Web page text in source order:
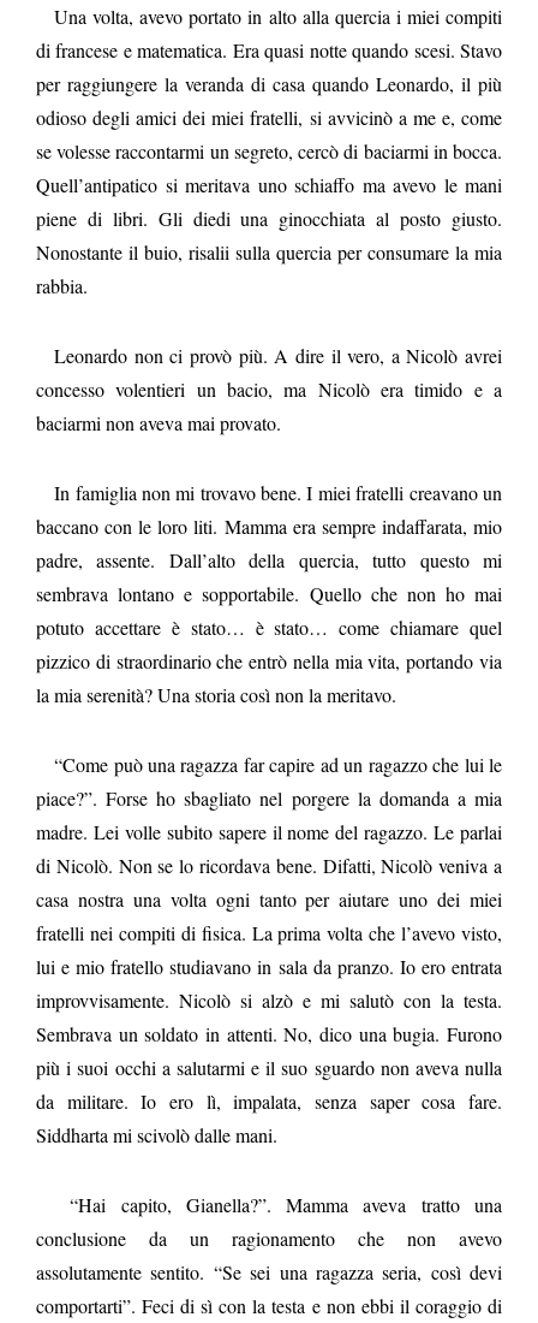
Una volta, avevo portato in alto alla quercia i miei compiti
di francese e matematica. Era quasi notte quando scesi. Stavo
per raggiungere la veranda di casa quando Leonardo, il più
odioso degli amici dei miei fratelli, si avvicinò a me e, come
se volesse raccontarmi un segreto, cercò di baciarmi in bocca.
Quell’antipatico si meritava uno schiaffo ma avevo le mani
piene di libri. Gli diedi una ginocchiata al posto giusto.
Nonostante il buio, risalii sulla quercia per consumare la mia
rabbia.
Leonardo non ci provò più. A dire il vero, a Nicolò avrei
concesso volentieri un bacio, ma Nicolò era timido e a
baciarmi non aveva mai provato.
In famiglia non mi trovavo bene. I miei fratelli creavano un
baccano con le loro liti. Mamma era sempre indaffarata, mio
padre, assente. Dall’alto della quercia, tutto questo mi
sembrava lontano e sopportabile. Quello che non ho mai
potuto accettare è stato… è stato… come chiamare quel
pizzico di straordinario che entrò nella mia vita, portando via
la mia serenità? Una storia così non la meritavo.
“Come può una ragazza far capire ad un ragazzo che lui le
piace?”. Forse ho sbagliato nel porgere la domanda a mia
madre. Lei volle subito sapere il nome del ragazzo. Le parlai
di Nicolò. Non se lo ricordava bene. Difatti, Nicolò veniva a
casa nostra una volta ogni tanto per aiutare uno dei miei
fratelli nei compiti di fisica. La prima volta che l’avevo visto,
lui e mio fratello studiavano in sala da pranzo. Io ero entrata
improvvisamente. Nicolò si alzò e mi salutò con la testa.
Sembrava un soldato in attenti. No, dico una bugia. Furono
più i suoi occhi a salutarmi e il suo sguardo non aveva nulla
da militare. Io ero lì, impalata, senza saper cosa fare.
Siddharta mi scivolò dalle mani.
“Hai capito, Gianella?”. Mamma aveva tratto una
conclusione da un ragionamento che non avevo
assolutamente sentito. “Se sei una ragazza seria, così devi
comportarti”. Feci di sì con la testa e non ebbi il coraggio di